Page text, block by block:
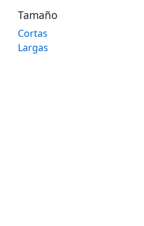
Tamaño
Cortas
Largas